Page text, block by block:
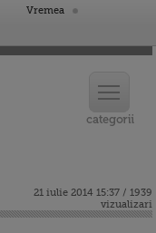
Vremea
21 iulie 2014 15:37 / 1939
vizualizari